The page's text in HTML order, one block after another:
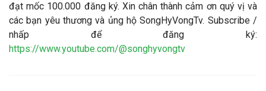
đạt mốc 100.000 đăng ký. Xin chân thành cảm ơn quý vị và
các bạn yêu thương và ủng hộ SongHyVongTv. Subscribe /
nhấp để đăng ký:
https://www.youtube.com/@songhyvongtv